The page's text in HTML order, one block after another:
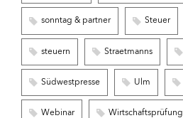
sonntag & partner Steuer
steuern Straetmanns
Südwestpresse Ulm
Webinar Wirtschaftsprüfung